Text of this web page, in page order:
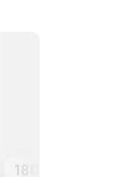
180 гр